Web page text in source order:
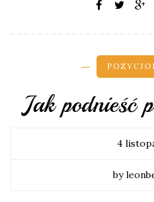
Jak podnieść
4
by